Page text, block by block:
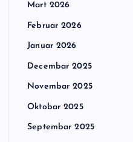
Mart 2026
Februar 2026
Januar 2026
Decembar 2025
Novembar 2025
Oktobar 2025
Septembar 2025